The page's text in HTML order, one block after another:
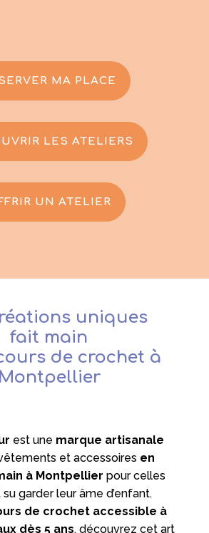
MA PLACE
LES ATELIERS
UN ATELIER
uniques
fait main
de crochet à
Montpellier
est une marque artisanale
et accessoires en
à Montpellier pour celles
garder leur âme d’enfant.
de crochet accessible à
dès 5 ans, découvrez cet art